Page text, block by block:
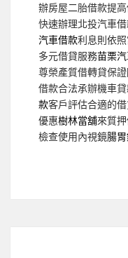
辦房屋二胎借款提
快速辦理北投汽車
汽車借款利息則依
多元借貸服務苗栗
尊榮產質借轉貸保
借款合法承辦機車
款客戶評估合適的
優惠樹林當舖來質
檢查使用內視鏡腸